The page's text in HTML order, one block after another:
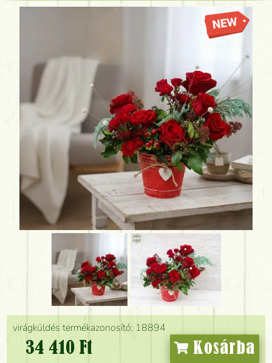
virágküldés termékazonosító: 18894
34 410 Ft Kosárba